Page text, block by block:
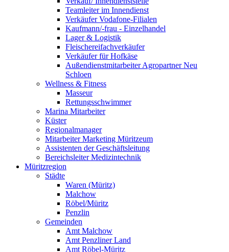
Teamleiter im Innendienst
Verkäufer Vodafone-Filialen
Kaufmann/-frau - Einzelhandel
Lager & Logistik
Fleischereifachverkäufer
Verkäufer für Hofkäse
Außendienstmitarbeiter Agropartner Neu
Schloen
Wellness & Fitness
Masseur
Rettungsschwimmer
Marina Mitarbeiter
Küster
Regionalmanager
Mitarbeiter Marketing Müritzeum
Assistenten der Geschäftsleitung
Bereichsleiter Medizintechnik
Müritzregion
Städte
Waren (Müritz)
Malchow
Röbel/Müritz
Penzlin
Gemeinden
Amt Malchow
Amt Penzliner Land
Amt Röbel-Müritz